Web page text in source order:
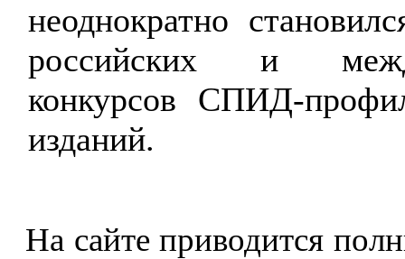
неоднократно
российских и
конкурсов СПИД-
изданий.
На сайте приводится